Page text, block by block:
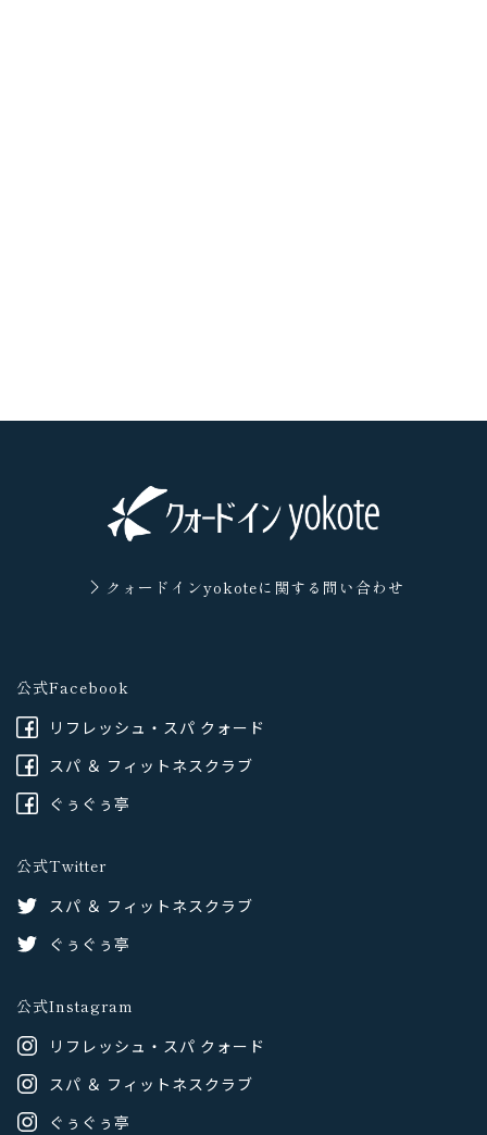
クォードインyokoteに 関する問い合わせ
公式Facebook
リフレッシュ・スパ クォード
スパ ＆ フィットネスクラブ
ぐぅぐぅ亭
公式Twitter
スパ ＆ フィットネスクラブ
ぐぅぐぅ亭
公式Instagram
リフレッシュ・スパ クォード
スパ ＆ フィットネスクラブ
ぐぅぐぅ亭